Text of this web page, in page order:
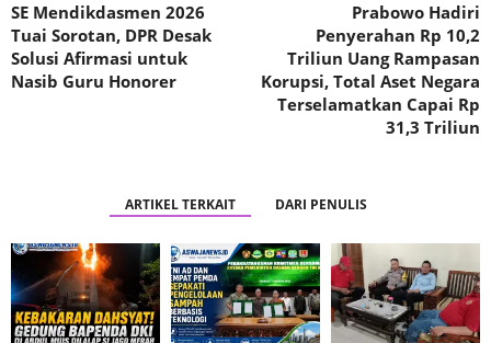
SE Mendikdasmen 2026
Tuai Sorotan, DPR Desak
Solusi Afirmasi untuk
Nasib Guru Honorer
Prabowo Hadiri
Penyerahan Rp 10,2
Triliun Uang Rampasan
Korupsi, Total Aset Negara
Terselamatkan Capai Rp
31,3 Triliun
ARTIKEL TERKAIT DARI PENULIS